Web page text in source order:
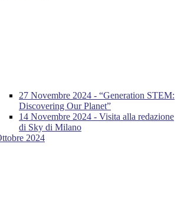
27 Novembre 2024 - “Generation STEM:
Discovering Our Planet”
14 Novembre 2024 - Visita alla redazione
di Sky di Milano
2024